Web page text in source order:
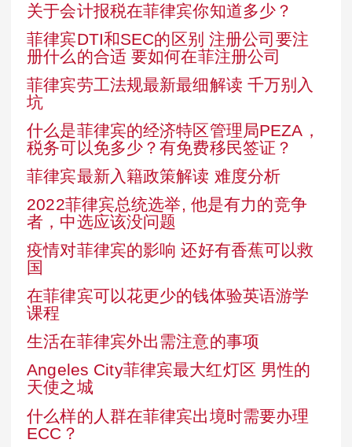
关于会计报税在菲律宾你知道多少？
菲律宾DTI和SEC的区别 注册公司要注
册什么的合适 要如何在菲注册公司
菲律宾劳工法规最新最细解读 千万别入
坑
什么是菲律宾的经济特区管理局PEZA，
税务可以免多少？有免费移民签证？
菲律宾最新入籍政策解读 难度分析
2022菲律宾总统选举, 他是有力的竞争
者，中选应该没问题
疫情对菲律宾的影响 还好有香蕉可以救
国
在菲律宾可以花更少的钱体验英语游学
课程
生活在菲律宾外出需注意的事项
Angeles City菲律宾最大红灯区 男性的
天使之城
什么样的人群在菲律宾出境时需要办理
ECC？